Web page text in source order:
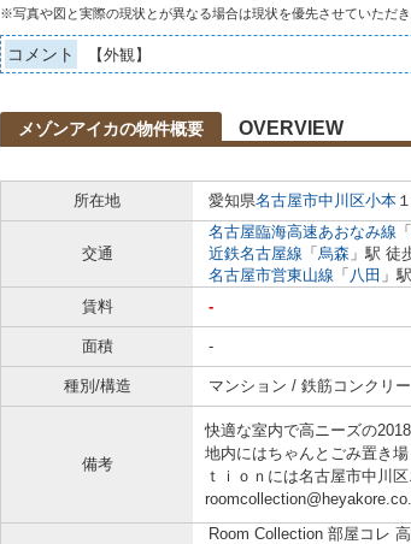
※写真や図と実際の現状とが異なる場合は現状を優先させていただき
コメント 【外観】
メゾンアイカの物件概要 OVERVIEW
所在地
愛知県名古屋市中川区小本
交通
名古屋臨海高速あおなみ線 「
近鉄名古屋線 「 烏森 」駅 徒
名古屋市営東山線 「 八田 」
賃料
-
面積 -
種別/構造 マンション / 鉄筋コンクリー
備考
快適な室内で高ニーズの
地内にはちゃんとごみ置き
ｔｉｏｎには名古屋市中川
Room Collection 部屋コレ